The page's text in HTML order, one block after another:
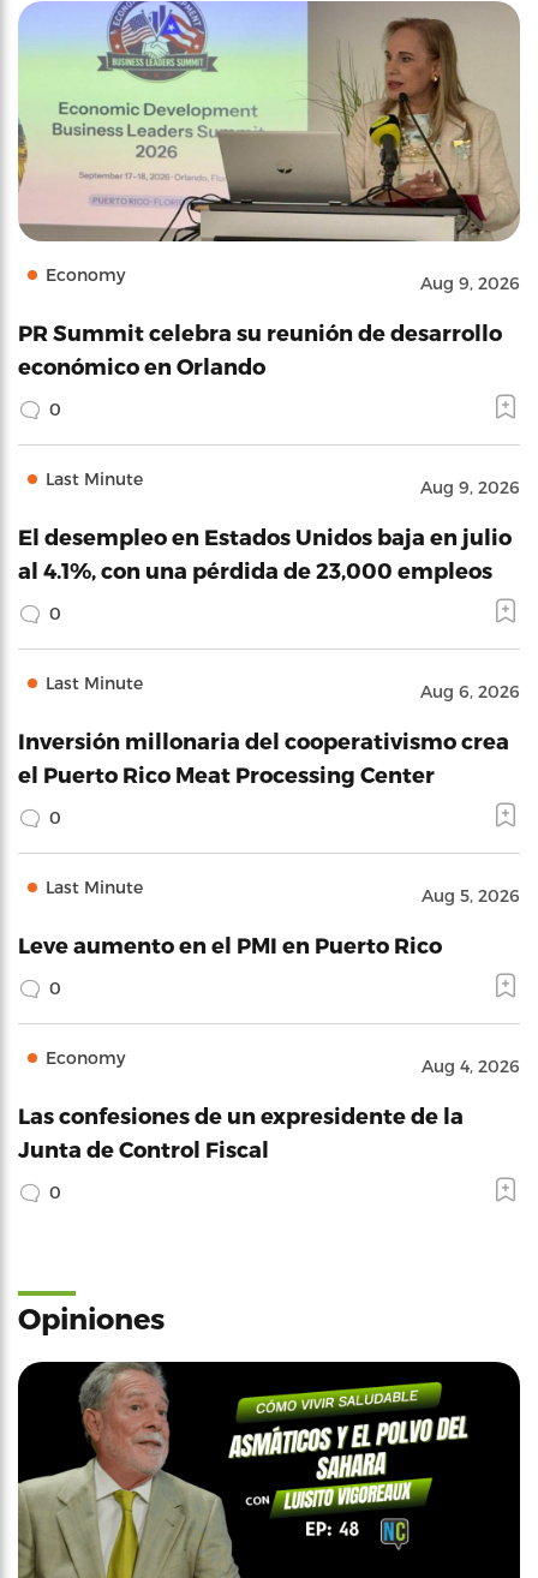
Economy Aug 9, 2026
PR Summit celebra su reunión de desarrollo
económico en Orlando
0
Last Minute Aug 9, 2026
El desempleo en Estados Unidos baja en julio
al 4.1%, con una pérdida de 23,000 empleos
0
Last Minute Aug 6, 2026
Inversión millonaria del cooperativismo crea
el Puerto Rico Meat Processing Center
0
Last Minute Aug 5, 2026
Leve aumento en el PMI en Puerto Rico
0
Economy Aug 4, 2026
Las confesiones de un expresidente de la
Junta de Control Fiscal
0
Opiniones